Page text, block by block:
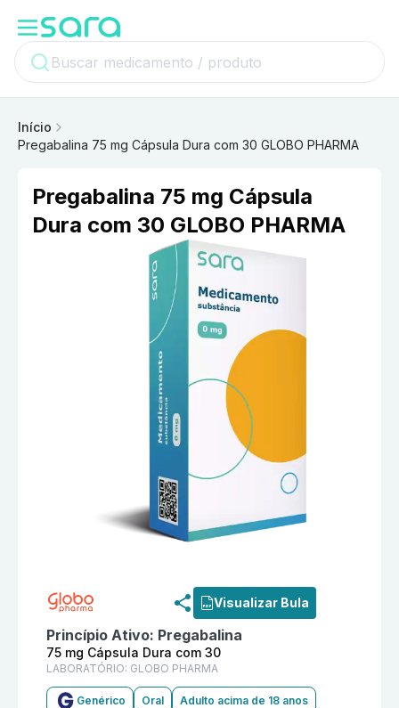
Início
Pregabalina 75 mg Cápsula Dura com 30 GLOBO PHARMA
Pregabalina 75 mg Cápsula
Dura com 30 GLOBO PHARMA
Visualizar Bula
Princípio Ativo: Pregabalina
75 mg Cápsula Dura com 30
LABORATÓRIO: GLOBO PHARMA
Genérico Oral Adulto acima de 18 anos